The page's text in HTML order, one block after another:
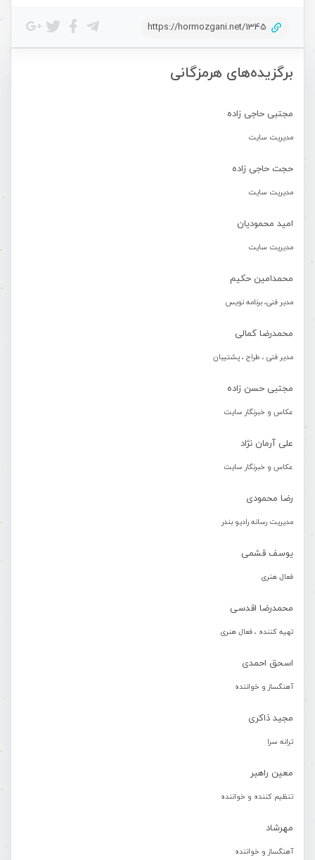
برگزیده‌های هرمزگانی
مجتبی حاجی زاده
مدیریت سایت
حجت حاجی زاده
مدیریت سایت
امید محمودیان
مدیریت سایت
محمدامین حکیم
مدیر فنی، برنامه نویس
محمدرضا کمالی
مدیر فنی ، طراح ، پشتیبان
مجتبی حسن زاده
عکاس و خبرنگار سایت
علی آرمان نژاد
عکاس و خبرنگار سایت
رضا محمودی
مدیریت رسانه رادیو بندر
یوسف قشمی
فعال هنری
محمدرضا اقدسی
تهیه کننده ، فعال هنری
اسحق احمدی
آهنگساز و خواننده
مجید ذاکری
ترانه سرا
معین راهبر
تنظیم کننده و خواننده
مهرشاد
آهنگساز و خواننده
https://hormozgani.net/1345